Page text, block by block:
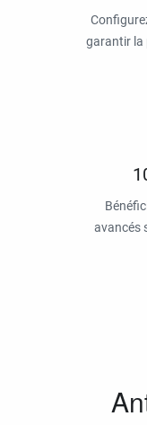
garantir la
avancés